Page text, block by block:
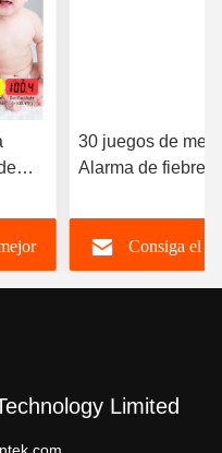
30 juegos de
Alarma de fiebre
la frente 3 - 5 cm
Consiga el
Limited